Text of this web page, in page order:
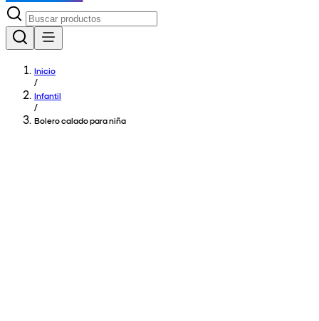
Inicio
/
Infantil
/
Bolero calado para niña